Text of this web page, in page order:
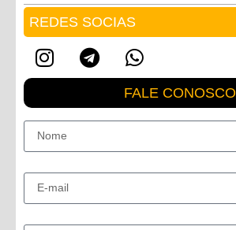
REDES SOCIAS
FALE CONOSCO